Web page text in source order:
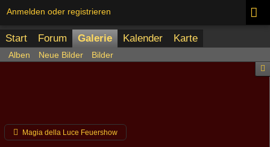
Anmelden oder registrieren
Start Forum Galerie Kalender Karte
Alben Neue Bilder Bilder
Magia della Luce Feuershow